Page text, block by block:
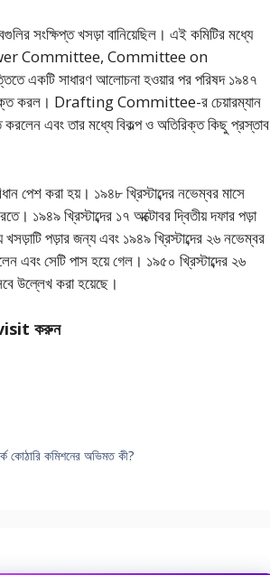
সংক্ষিপ্ত খসড়া বানিয়েছিল। এই কমিটির মধ্যে
Committee, Committee on
একটি সাধারণ আলােচনা হওয়ার পর পরিষদ ১৯৪৭
করল। Drafting Committee-র চেয়ারম্যান
এবং তার মধ্যে বিকল্প ও অতিরিক্ত কিছু প্রস্তাব
পেশ করা হয়। ১৯৪৮ খ্রিস্টাব্দের নভেম্বর মাসে
১৯৪৯ খ্রিস্টাব্দের ১৭ অক্টোবর দ্বিতীয় দফার পড়া
পড়ার জন্য এবং ১৯৪৯ খ্রিস্টাব্দের ২৬ নভেম্বর
এবং সেটি পাস হয়ে গেল। ১৯৫০ খ্রিস্টাব্দের ২৬
উল্লেখ করা হয়েছে।
করুন
কোঠারি কমিশনের অভিমত কী?